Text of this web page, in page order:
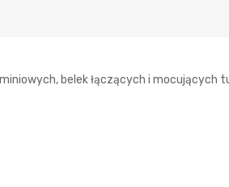
belek łączących i mocujących